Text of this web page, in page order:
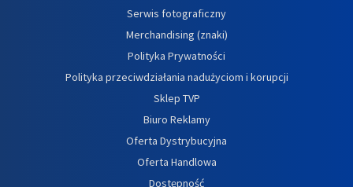
Serwis fotograficzny
Merchandising (znaki)
Polityka Prywatności
Polityka przeciwdziałania nadużyciom i korupcji
Sklep TVP
Biuro Reklamy
Oferta Dystrybucyjna
Oferta Handlowa
Dostępność